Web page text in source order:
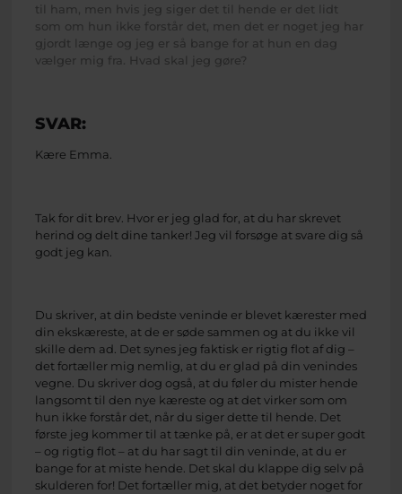
til ham, men hvis jeg siger det til hende er det lidt
som om hun ikke forstår det, men det er noget jeg har
gjordt længe og jeg er så bange for at hun en dag
vælger mig fra. Hvad skal jeg gøre?
SVAR:
Kære Emma.
Tak for dit brev. Hvor er jeg glad for, at du har skrevet
herind og delt dine tanker! Jeg vil forsøge at svare dig så
godt jeg kan.
Du skriver, at din bedste veninde er blevet kærester med
din ekskæreste, at de er søde sammen og at du ikke vil
skille dem ad. Det synes jeg faktisk er rigtig flot af dig –
det fortæller mig nemlig, at du er glad på din venindes
vegne. Du skriver dog også, at du føler du mister hende
langsomt til den nye kæreste og at det virker som om
hun ikke forstår det, når du siger dette til hende. Det
første jeg kommer til at tænke på, er at det er super godt
– og rigtig flot – at du har sagt til din veninde, at du er
bange for at miste hende. Det skal du klappe dig selv på
skulderen for! Det fortæller mig, at det betyder noget for